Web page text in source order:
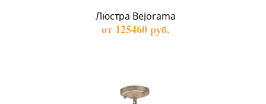
Люстра Bejorama
от 125460 руб.